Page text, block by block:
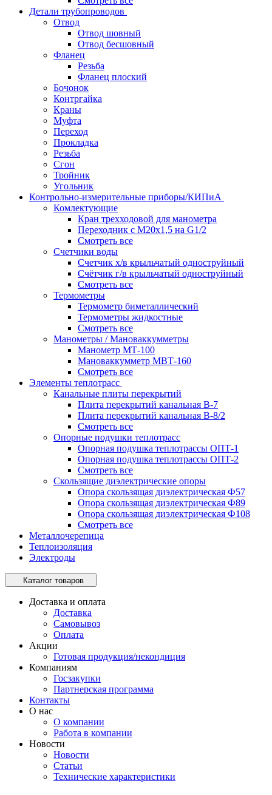
Детали трубопроводов
Отвод
Отвод шовный
Отвод бесшовный
Фланец
Резьба
Фланец плоский
Бочонок
Контргайка
Краны
Муфта
Переход
Прокладка
Резьба
Сгон
Тройник
Угольник
Контрольно-измерительные приборы/КИПиА
Комлектующие
Кран трехходовой для манометра
Переходник с М20х1,5 на G1/2
Смотреть все
Счетчики воды
Счетчик х/в крыльчатый одноструйный
Счётчик г/в крыльчатый одноструйный
Смотреть все
Термометры
Термометр биметаллический
Термометры жидкостные
Смотреть все
Манометры / Мановаккумметры
Манометр МТ-100
Мановаккумметр МВТ-160
Смотреть все
Элементы теплотрасс
Канальные плиты перекрытий
Плита перекрытий канальная В-7
Плита перекрытий канальная В-8/2
Смотреть все
Опорные подушки теплотрасс
Опорная подушка теплотрассы ОПТ-1
Опорная подушка теплотрассы ОПТ-2
Смотреть все
Скользящие диэлектрические опоры
Опора скользящая диэлектрическая Ф57
Опора скользящая диэлектрическая Ф89
Опора скользящая диэлектрическая Ф108
Смотреть все
Металлочерепица
Теплоизоляция
Электроды
Каталог товаров
Доставка и оплата
Доставка
Самовывоз
Оплата
Акции
Готовая продукция/некондиция
Компаниям
Госзакупки
Партнерская программа
Контакты
О нас
О компании
Работа в компании
Новости
Новости
Статьи
Технические характеристики